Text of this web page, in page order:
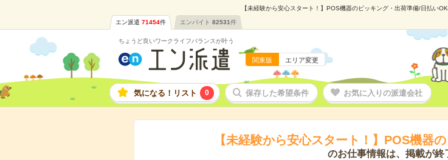
【未経験から安心スタート！】POS機器のピッキング・出荷準備/日払い
エン派遣 71454件 エンバイト 82531件
ちょうど良いワークライフバランスが叶う
関東版 エリア変更
気になる！リスト 0 保存した希望条件 お気に入りの派遣会社
【未経験から安心スタート！】POS機器
のお仕事情報は、掲載が終